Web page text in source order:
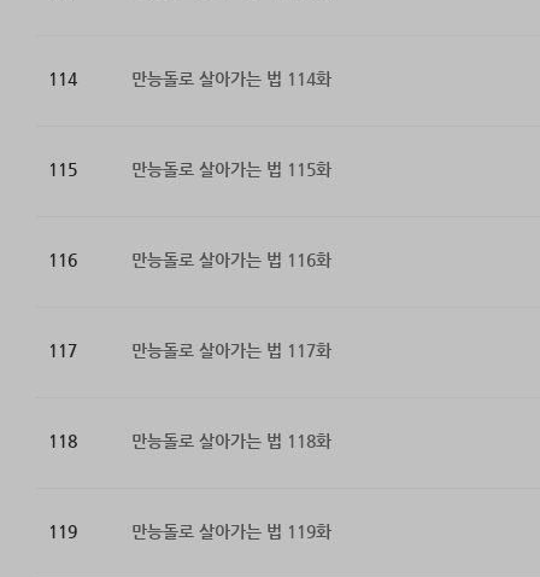
114 만능돌로 살아가는 법 114화
115 만능돌로 살아가는 법 115화
116 만능돌로 살아가는 법 116화
117 만능돌로 살아가는 법 117화
118 만능돌로 살아가는 법 118화
119 만능돌로 살아가는 법 119화